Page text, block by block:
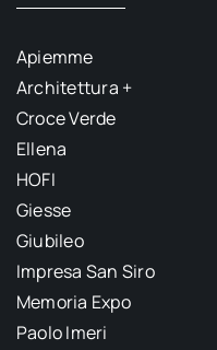
Apiemme
Architettura +
Croce Verde
Ellena
HOFI
Giesse
Giubileo
Impresa San Siro
Memoria Expo
Paolo Imeri